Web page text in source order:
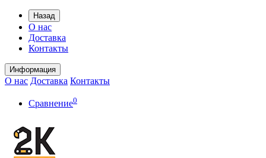
Назад
О нас
Доставка
Контакты
Информация
О нас Доставка Контакты
Сравнение0